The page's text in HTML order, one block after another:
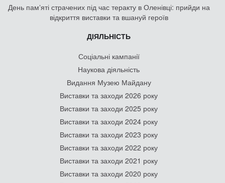
День памʼяті страчених під час теракту в Оленівці: прийди на
відкриття виставки та вшануй героїв
ДІЯЛЬНІСТЬ
Соціальні кампанії
Наукова діяльність
Видання Музею Майдану
Виставки та заходи 2026 року
Виставки та заходи 2025 року
Виставки та заходи 2024 року
Виставки та заходи 2023 року
Виставки та заходи 2022 року
Виставки та заходи 2021 року
Виставки та заходи 2020 року